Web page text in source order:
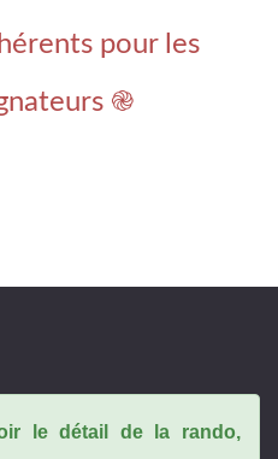
pour les
֎
le détail de la rando,